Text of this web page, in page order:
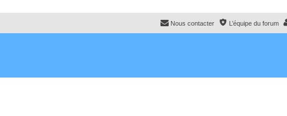
L’équipe du forum
Nous contacter